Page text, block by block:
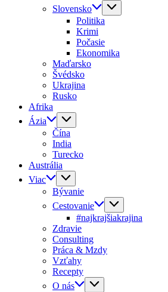
Slovensko
Politika
Krimi
Počasie
Ekonomika
Maďarsko
Švédsko
Ukrajina
Rusko
Afrika
Ázia
Čína
India
Turecko
Austrália
Viac
Bývanie
Cestovanie
#najkrajšiakrajina
Zdravie
Consulting
Práca & Mzdy
Vzťahy
Recepty
O nás